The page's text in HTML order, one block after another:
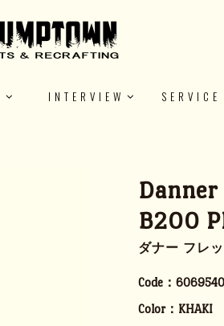
INTERVIEW SERVICE
Danner
B200
ダナー フレ
Code：
Color： KHAKI